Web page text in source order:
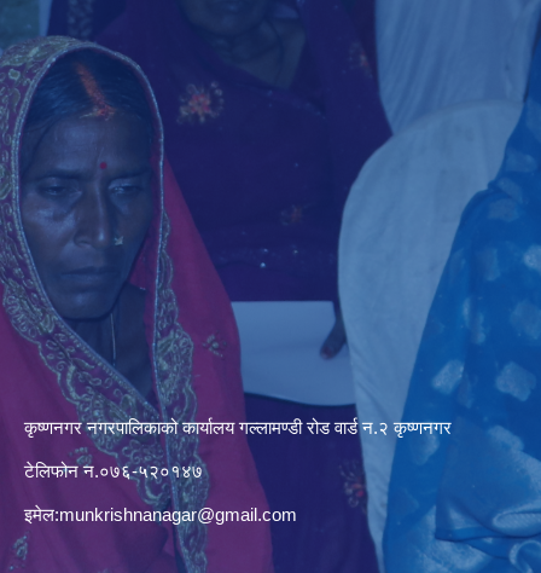
कृष्णनगर नगरपालिकाको कार्यालय गल्लामण्डी रोड वार्ड न.२ कृष्णनगर
टेलिफोन न.०७६-५२०१४७
इमेल:munkrishnanagar@gmail.com